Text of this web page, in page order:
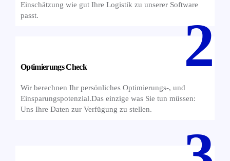
Einschätzung wie gut Ihre Logistik zu unserer Software
passt.
Optimierungs Check
Wir berechnen Ihr persönliches Optimierungs-, und
Einsparungspotenzial.Das einzige was Sie tun müssen:
Uns Ihre Daten zur Verfügung zu stellen.